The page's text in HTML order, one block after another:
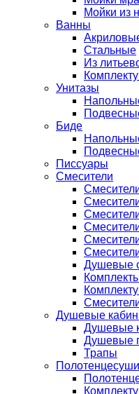
Мойки из
Ванны
Стальные
Из
Унитазы
Биде
Писсуары
Смесители
Душевые
Душевые
Душевые
Душевые
Трапы